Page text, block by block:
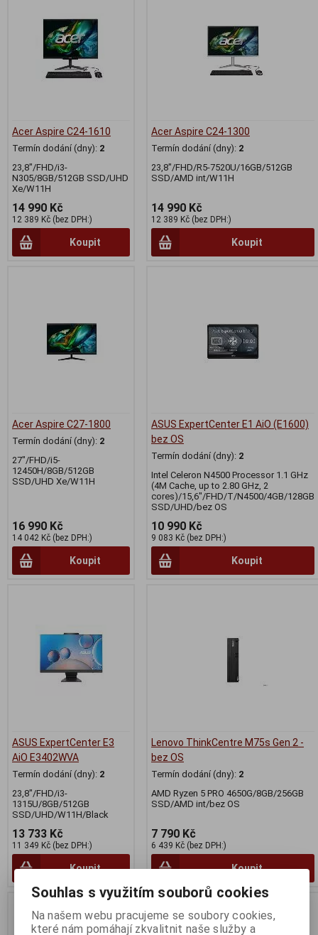
Acer Aspire C24-1610
Termín dodání (dny): 2
23,8"/FHD/i3-
N305/8GB/512GB SSD/UHD
Xe/W11H
14 990 Kč
12 389 Kč (bez DPH:)
Koupit
Acer Aspire C24-1300
Termín dodání (dny): 2
23,8"/FHD/R5-7520U/16GB/512GB
SSD/AMD int/W11H
14 990 Kč
12 389 Kč (bez DPH:)
Koupit
Acer Aspire C27-1800
Termín dodání (dny): 2
27"/FHD/i5-
12450H/8GB/512GB
SSD/UHD Xe/W11H
16 990 Kč
14 042 Kč (bez DPH:)
Koupit
ASUS ExpertCenter E1 AiO (E1600)
bez OS
Termín dodání (dny): 2
Intel Celeron N4500 Processor 1.1 GHz
(4M Cache, up to 2.80 GHz, 2
cores)/15,6"/FHD/T/N4500/4GB/128GB
SSD/UHD/bez OS
10 990 Kč
9 083 Kč (bez DPH:)
Koupit
ASUS ExpertCenter E3
AiO E3402WVA
Termín dodání (dny): 2
23,8"/FHD/i3-
1315U/8GB/512GB
SSD/UHD/W11H/Black
13 733 Kč
11 349 Kč (bez DPH:)
Koupit
Lenovo ThinkCentre M75s Gen 2 -
bez OS
Termín dodání (dny): 2
AMD Ryzen 5 PRO 4650G/8GB/256GB
SSD/AMD int/bez OS
7 790 Kč
6 439 Kč (bez DPH:)
Koupit
Souhlas s využitím souborů cookies
Na našem webu pracujeme se soubory cookies,
které nám pomáhají zkvalitnit naše služby a